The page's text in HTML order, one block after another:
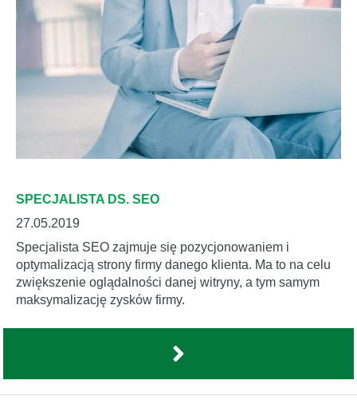
SPECJALISTA DS. SEO
27.05.2019
Specjalista SEO zajmuje się pozycjonowaniem i
optymalizacją strony firmy danego klienta. Ma to na celu
zwiększenie oglądalności danej witryny, a tym samym
maksymalizację zysków firmy.